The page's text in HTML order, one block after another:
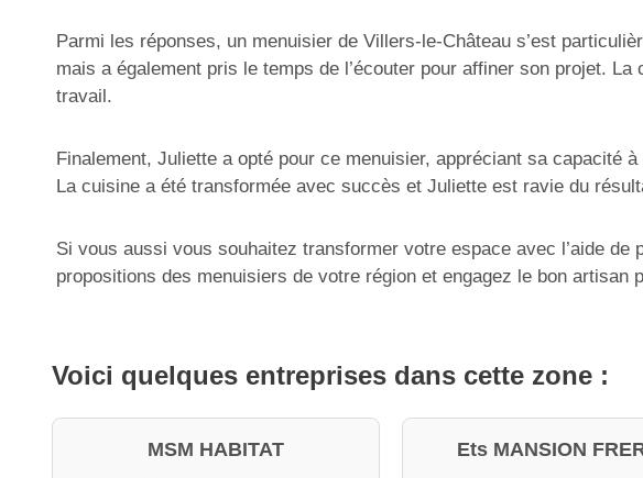
Parmi les réponses, un menuisier de Villers-le-Château s’est
mais a également pris le temps de l’écouter pour affiner son projet.
travail.
Finalement, Juliette a opté pour ce menuisier, appréciant sa capacité
La cuisine a été transformée avec succès et Juliette est ravie du
Si vous aussi vous souhaitez transformer votre espace avec l’aide
propositions des menuisiers de votre région et engagez le bon artisan
Voici quelques entreprises dans cette zone :
MSM HABITAT Ets MANSION